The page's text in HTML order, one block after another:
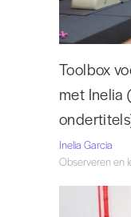
Toolbox
met Inelia
Inelia Garcia
Observeren en